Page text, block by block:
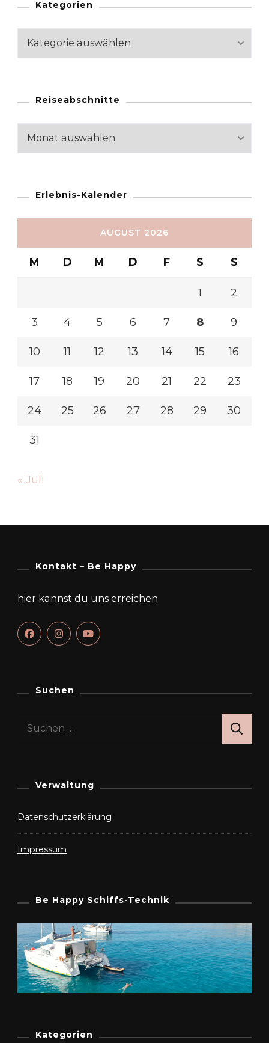
Kategorien
Kategorien
Reiseabschnitte
Reiseabschnitte
Erlebnis-Kalender
AUGUST 2026
M D M D F S S
1 2
3 4 5 6 7 8 9
10 11 12 13 14 15 16
17 18 19 20 21 22 23
24 25 26 27 28 29 30
31
« Juli
Kontakt – Be Happy
hier kannst du uns erreichen
Suchen
Suchen
Verwaltung
Datenschutzerklärung
Impressum
Be Happy Schiffs-Technik
Kategorien